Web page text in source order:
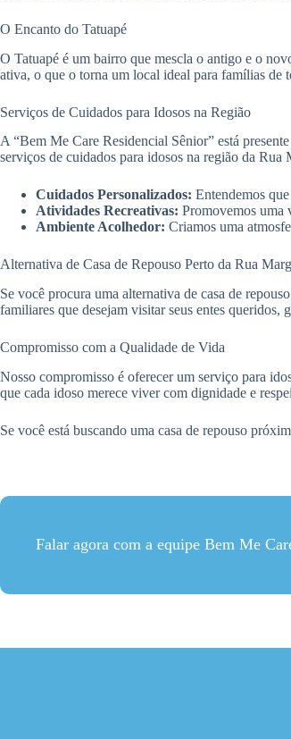
O Encanto do Tatuapé
O Tatuapé é um bairro que mescla o antigo e o
ativa, o que o torna um local ideal para famílias de
Serviços de Cuidados para Idosos na Região
A “Bem Me Care Residencial Sênior” está
serviços de cuidados para idosos na região da
Cuidados Personalizados: Entendemos
Atividades Recreativas: Promovemos uma
Ambiente Acolhedor: Criamos uma
Alternativa de Casa de Repouso Perto da Rua
Se você procura uma alternativa de casa de
familiares que desejam visitar seus entes
Compromisso com a Qualidade de Vida
Nosso compromisso é oferecer um serviço para
que cada idoso merece viver com dignidade e
Se você está buscando uma casa de repouso
Falar agora com a equipe Bem Me